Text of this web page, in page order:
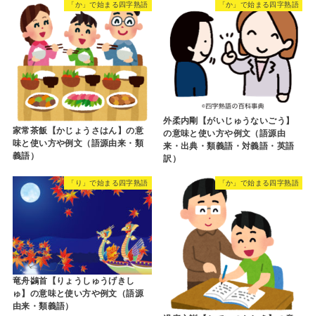
「か」で始まる四字熟語
家常茶飯【かじょうさはん】の意
味と使い方や例文（語源由来・類
義語）
「か」で始まる四字熟語
外柔内剛【がいじゅうないごう】
の意味と使い方や例文（語源由
来・出典・類義語・対義語・英語
訳）
「り」で始まる四字熟語
竜舟鷁首【りょうしゅうげきし
ゅ】の意味と使い方や例文（語源
由来・類義語）
「か」で始まる四字熟語